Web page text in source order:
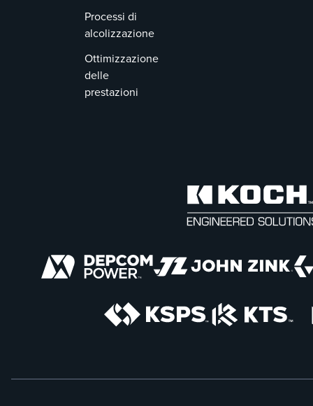
Processi di
alcolizzazione
Ottimizzazione
delle
prestazioni